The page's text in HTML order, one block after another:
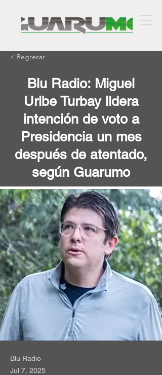
< Regresar
Blu Radio: Miguel
Uribe Turbay lidera
intención de voto a
Presidencia un mes
después de atentado,
según Guarumo
Blu Radio
Jul 7, 2025